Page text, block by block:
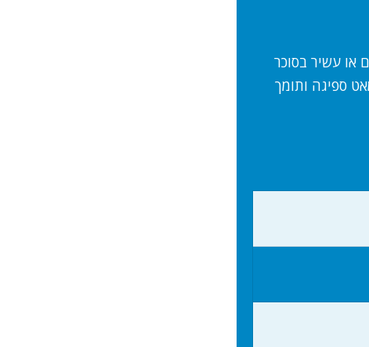
או עשיר בסוכר
ספיגה ותומך